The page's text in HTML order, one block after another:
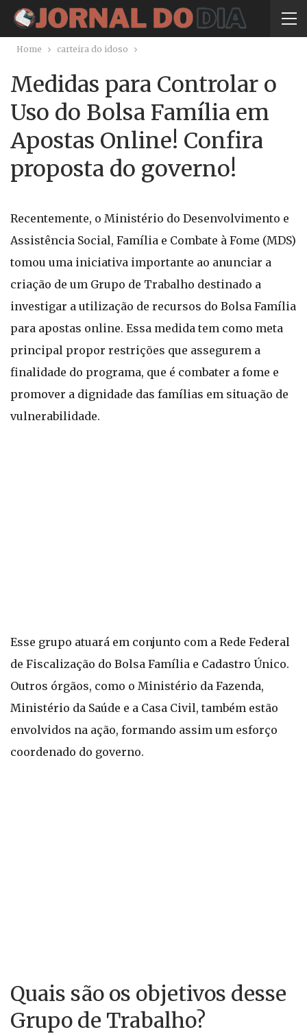
Home carteira do idoso
Medidas para Controlar o
Uso do Bolsa Família em
Apostas Online! Confira
proposta do governo!
Recentemente, o Ministério do Desenvolvimento e
Assistência Social, Família e Combate à Fome (MDS)
tomou uma iniciativa importante ao anunciar a
criação de um Grupo de Trabalho destinado a
investigar a utilização de recursos do Bolsa Família
para apostas online. Essa medida tem como meta
principal propor restrições que assegurem a
finalidade do programa, que é combater a fome e
promover a dignidade das famílias em situação de
vulnerabilidade.
Esse grupo atuará em conjunto com a Rede Federal
de Fiscalização do Bolsa Família e Cadastro Único.
Outros órgãos, como o Ministério da Fazenda,
Ministério da Saúde e a Casa Civil, também estão
envolvidos na ação, formando assim um esforço
coordenado do governo.
Quais são os objetivos desse
Grupo de Trabalho?